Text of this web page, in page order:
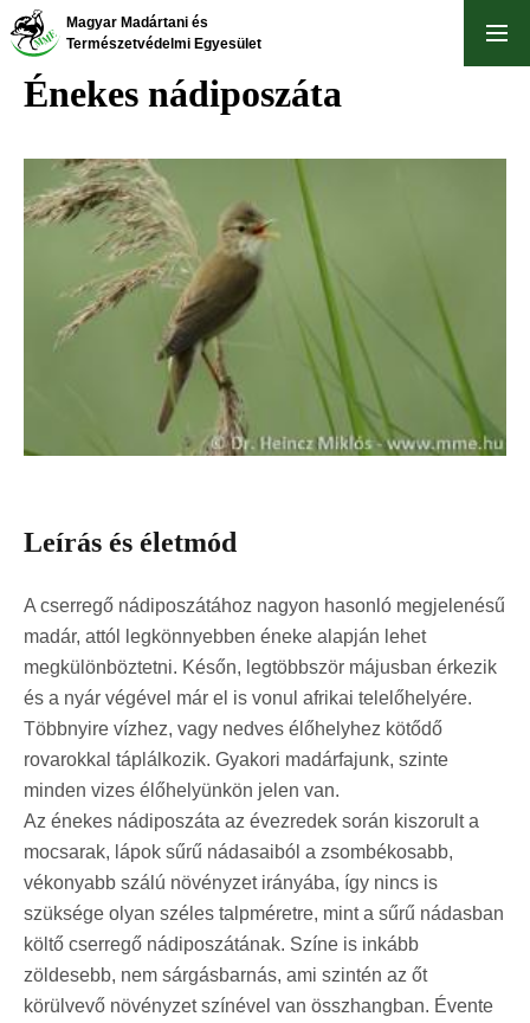
Ugrás
tartalomra
Magyar Madártani és
Természetvédelmi Egyesület
Énekes nádiposzáta
Leírás és életmód
A cserregő nádiposzátához nagyon hasonló megjelenésű
madár, attól legkönnyebben éneke alapján lehet
megkülönböztetni. Későn, legtöbbször májusban érkezik
és a nyár végével már el is vonul afrikai telelőhelyére.
Többnyire vízhez, vagy nedves élőhelyhez kötődő
rovarokkal táplálkozik. Gyakori madárfajunk, szinte
minden vizes élőhelyünkön jelen van.
Az énekes nádiposzáta az évezredek során kiszorult a
mocsarak, lápok sűrű nádasaiból a zsombékosabb,
vékonyabb szálú növényzet irányába, így nincs is
szüksége olyan széles talpméretre, mint a sűrű nádasban
költő cserregő nádiposzátának. Színe is inkább
zöldesebb, nem sárgásbarnás, ami szintén az őt
körülvevő növényzet színével van összhangban. Évente